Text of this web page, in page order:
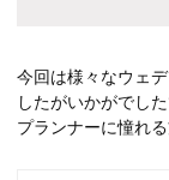
今回は様々なウェ
したがいかがでし
プランナーに憧れ